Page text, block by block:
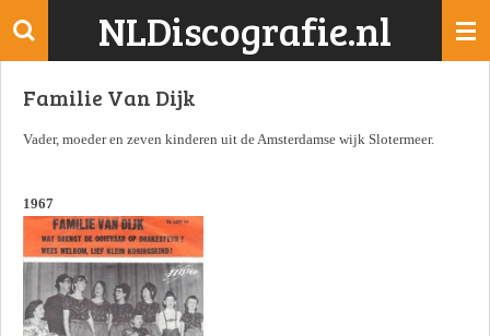
Ga
de
NLDiscografie.nl
Familie Van Dijk
Vader, moeder en zeven kinderen uit de Amsterdamse wijk Slotermeer.
1967